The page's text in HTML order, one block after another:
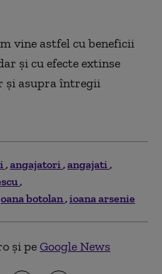
vine astfel cu beneficii
și cu efecte extinse
și asupra întregii
angajatori angajati
oana botolan ioana arsenie
și peGoogle News